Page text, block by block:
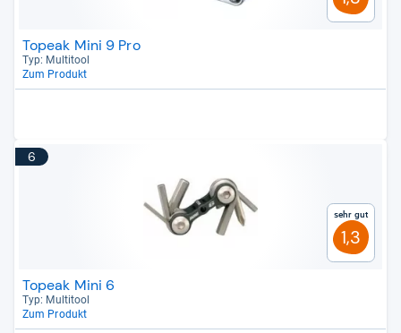
Topeak Mini 9 Pro
Typ: Mul­ti­tool
Zum Produkt
6
Sehr gut
1,3
Topeak Mini 6
Typ: Mul­ti­tool
Zum Produkt